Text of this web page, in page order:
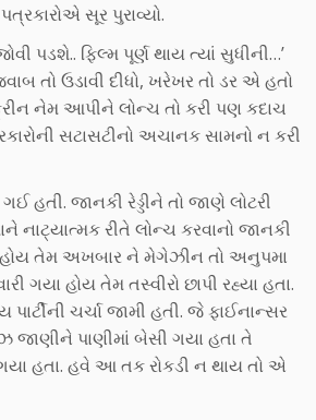
સૂર પુરાવ્યો.
પડશે.. ફિલ્મ પૂર્ણ થાય ત્યાં સુધીની…’
તો ઉડાવી દીધો, ખરેખર તો ડર એ હતો
નેમ આપીને લોન્ચ તો કરી પણ કદાચ
સટાસટીનો અચાનક સામનો ન કરી
હતી. જાનકી રેડ્ડીને તો જાણે લોટરી
નાટ્યાત્મક રીતે લોન્ચ કરવાનો જાનકી
હોય તેમ અખબાર ને મેગેઝીન તો અનુપમા
ગયા હોય તેમ તસ્વીરો છાપી રહ્યા હતા.
ચર્ચા જામી હતી. જે ફાઈનાન્સર
જાણીને પાણીમાં બેસી ગયા હતા તે
હતા. હવે આ તક રોકડી ન થાય તો એ